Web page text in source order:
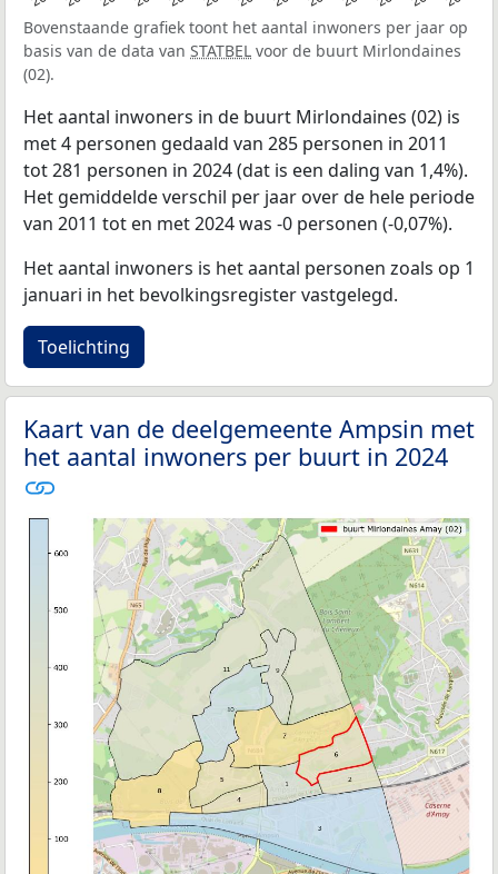
Bovenstaande grafiek toont het aantal inwoners per jaar op
basis van de data van STATBEL voor de buurt Mirlondaines
(02).
Het aantal inwoners in de buurt Mirlondaines (02) is
met 4 personen gedaald van 285 personen in 2011
tot 281 personen in 2024 (dat is een daling van 1,4%).
Het gemiddelde verschil per jaar over de hele periode
van 2011 tot en met 2024 was -0 personen (-0,07%).
Het aantal inwoners is het aantal personen zoals op 1
januari in het bevolkingsregister vastgelegd.
Toelichting
Kaart van de deelgemeente Ampsin met
het aantal inwoners per buurt in 2024